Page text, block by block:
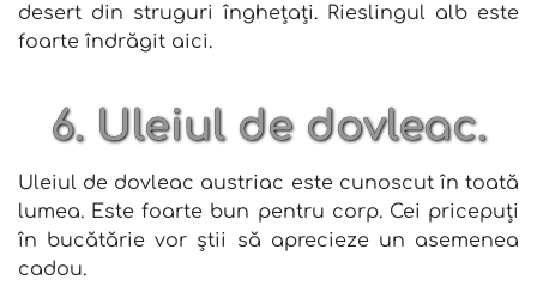
desert din struguri înghețați. Rieslingul alb este
foarte îndrăgit aici.
6. Uleiul de dovleac.
Uleiul de dovleac austriac este cunoscut în toată
lumea. Este foarte bun pentru corp. Cei pricepuți
în bucătărie vor știi să aprecieze un asemenea
cadou.